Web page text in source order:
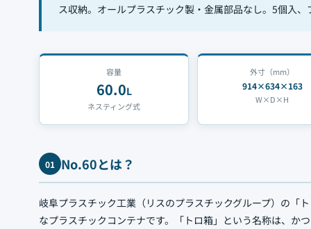
ス収納。オールプラスチック製・金属部品なし。5個入
容量
60.0L
ネスティング式
外寸（mm）
914×634×163
W×D×H
01 No.60とは？
岐阜プラスチック工業（リスのプラスチックグループ）の「
なプラスチックコンテナです。「トロ箱」という名称は、か